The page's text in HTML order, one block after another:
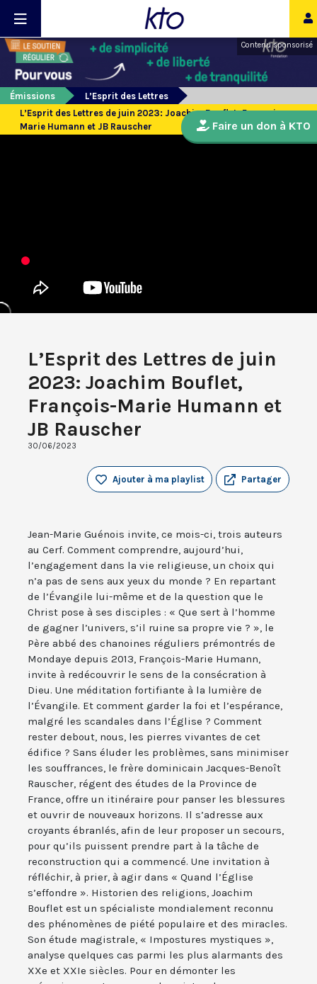
Contenu sponsorisé
Émissions
L’Esprit des Lettres
L’Esprit des Lettres de juin 2023: Joachim Bouflet, François-
Marie Humann et JB Rauscher
L’Esprit des Lettres de juin
2023: Joachim Bouflet,
François-Marie Humann et
JB Rauscher
30/06/2023
Partager
Ajouter à ma playlist
Jean-Marie Guénois invite, ce mois-ci, trois auteurs
au Cerf. Comment comprendre, aujourd’hui,
l’engagement dans la vie religieuse, un choix qui
n’a pas de sens aux yeux du monde ? En repartant
de l’Évangile lui-même et de la question que le
Christ pose à ses disciples : « Que sert à l’homme
de gagner l’univers, s’il ruine sa propre vie ? », le
Père abbé des chanoines réguliers prémontrés de
Mondaye depuis 2013, François-Marie Humann,
invite à redécouvrir le sens de la consécration à
Dieu. Une méditation fortifiante à la lumière de
l’Évangile. Et comment garder la foi et l’espérance,
malgré les scandales dans l’Église ? Comment
rester debout, nous, les pierres vivantes de cet
édifice ? Sans éluder les problèmes, sans minimiser
les souffrances, le frère dominicain Jacques-Benoît
Rauscher, régent des études de la Province de
France, offre un itinéraire pour panser les blessures
et ouvrir de nouveaux horizons. Il s’adresse aux
croyants ébranlés, afin de leur proposer un secours,
pour qu’ils puissent prendre part à la tâche de
reconstruction qui a commencé. Une invitation à
réfléchir, à prier, à agir dans « Quand l’Église
s’effondre ». Historien des religions, Joachim
Bouflet est un spécialiste mondialement reconnu
des phénomènes de piété populaire et des miracles.
Son étude magistrale, « Impostures mystiques »,
analyse quelques cas parmi les plus alarmants des
XXe et XXIe siècles. Pour en démonter les
Faire un don à KTO